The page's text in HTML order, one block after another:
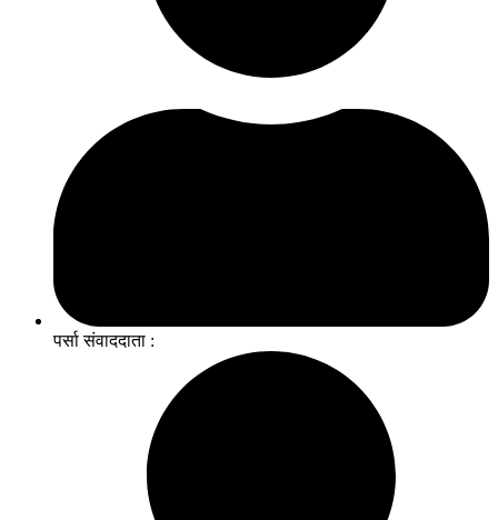
पर्सा संवाददाता :